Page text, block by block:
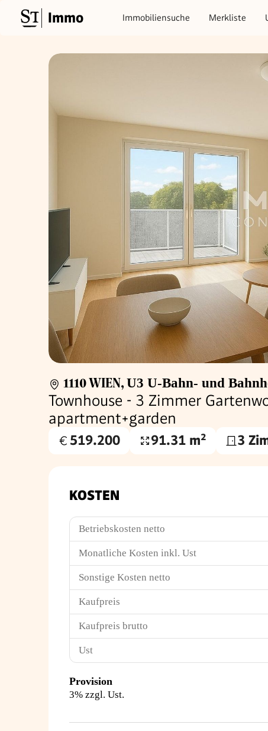
Immo Immobiliensuche Merkliste
1110 WIEN, U3 U-Bahn- und
Townhouse - 3 Zimmer
apartment+garden
Kaufpreis
519.200
Wohnfläche
91.31 m² 3
KOSTEN
Betriebskosten netto
Monatliche Kosten inkl. Ust
Sonstige Kosten netto
Kaufpreis
Kaufpreis brutto
Ust
Provision
3% zzgl. Ust.